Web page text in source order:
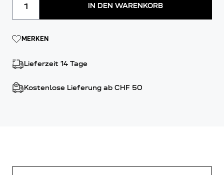
IN DEN WARENKORB
MERKEN
Lieferzeit 14 Tage
Kostenlose Lieferung ab CHF 50